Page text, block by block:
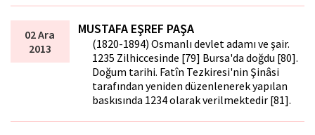
02 Ara
2013
MUSTAFA EŞREF PAŞA
(1820-1894) Osmanlı devlet adamı ve şair.
1235 Zilhiccesinde [79] Bursa'da doğdu [80].
Doğum tarihi. Fatîn Tezkiresi'nin Şinâsi
tarafından yeniden düzenlenerek yapılan
baskısında 1234 olarak verilmektedir [81].